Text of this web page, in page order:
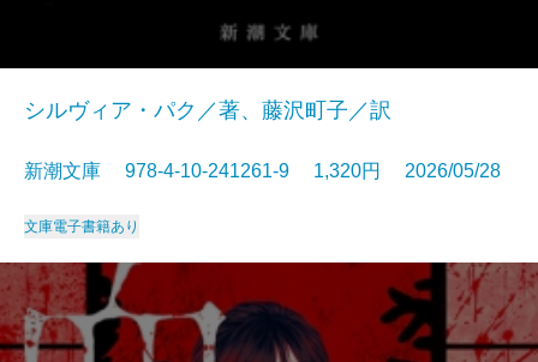
シルヴィア・パク／著、藤沢町子／訳
新潮文庫 978-4-10-241261-9 1,320円 2026/05/28
文庫電子書籍あり